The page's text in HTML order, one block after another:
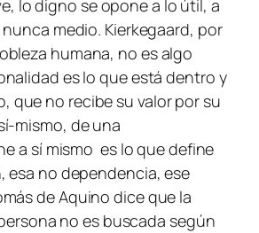
lo digno se opone a lo útil, a
medio. Kierkegaard, por
humana, no es algo
es lo que está dentro y
que no recibe su valor por su
mismo, de una
a sí mismo es lo que define
esa no dependencia, ese
de Aquino dice que la
no es buscada según